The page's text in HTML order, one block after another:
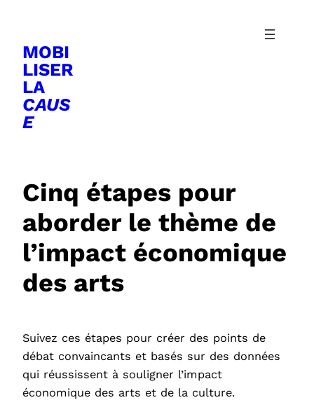
contenu
MOBI
LISER
LA
CAUS
E
Cinq étapes pour
aborder le thème de
l’impact économique
des arts
Suivez ces étapes pour créer des points de
débat convaincants et basés sur des données
qui réussissent à souligner l’impact
économique des arts et de la culture.